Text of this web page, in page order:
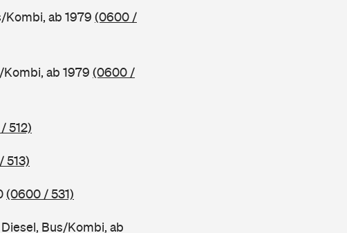
Kombi, ab 1979 (0600 /
Kombi, ab 1979 (0600 /
512)
513)
(0600 / 531)
Bus/Kombi, ab